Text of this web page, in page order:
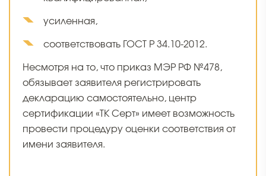
усиленная,
соответствовать ГОСТ Р 34.10-2012.
Несмотря на то, что приказ МЭР РФ №478,
обязывает заявителя регистрировать
декларацию самостоятельно, центр
сертификации «ТК Серт» имеет возможность
провести процедуру оценки соответствия от
имени заявителя.